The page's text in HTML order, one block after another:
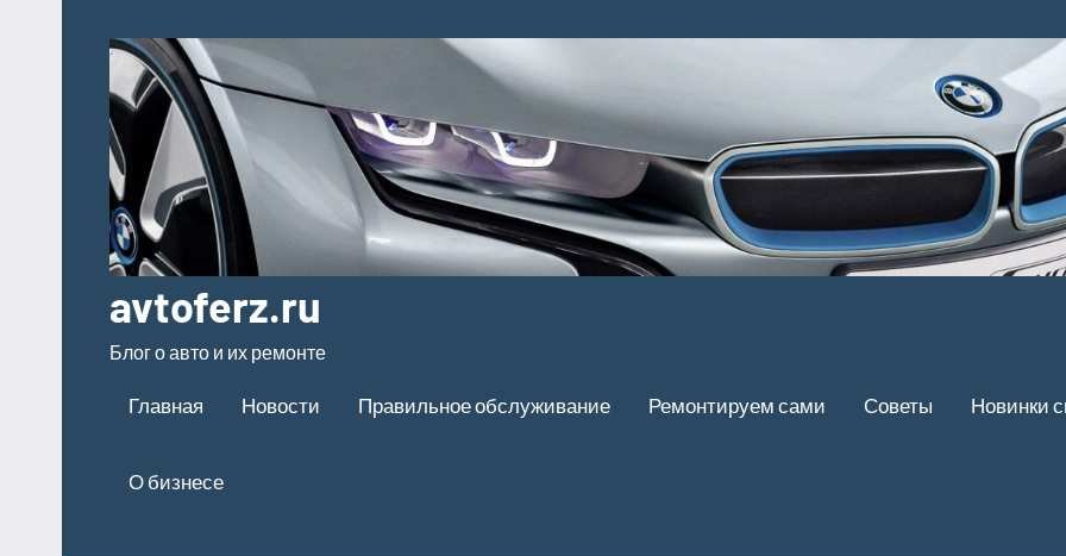
содержимому
avtoferz.ru
Блог о авто и их ремонте
Главная Новости Правильное обслуживание Ремонтируем сами Советы Новинки
О бизнесе